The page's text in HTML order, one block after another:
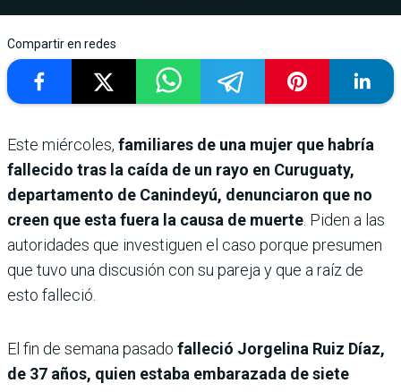
Compartir en redes
Este miércoles, familiares de una mujer que habría
fallecido tras la caída de un rayo en Curuguaty,
departamento de Canindeyú, denunciaron que no
creen que esta fuera la causa de muerte . Piden a las
autoridades que investiguen el caso porque presumen
que tuvo una discusión con su pareja y que a raíz de
esto falleció.
El fin de semana pasado falleció Jorgelina Ruiz Díaz,
de 37 años, quien estaba embarazada de siete